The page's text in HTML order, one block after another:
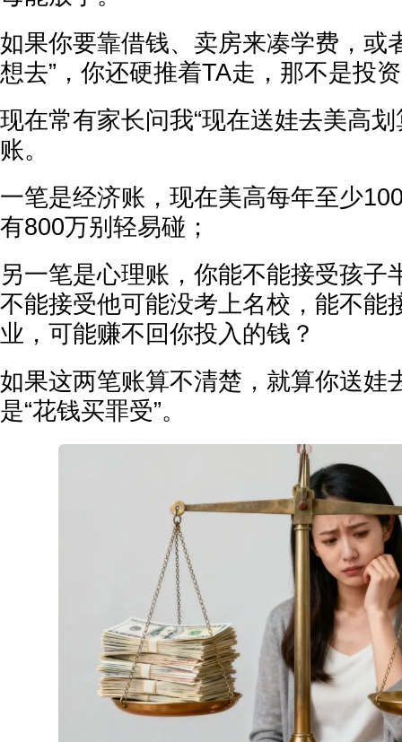
如果你要靠借钱、卖房来凑学费，或
想去”，你还硬推着TA走，那不是投
现在常有家长问我“现在送娃去美高
账。
一笔是经济账，现在美高每年至少
有800万别轻易碰；
另一笔是心理账，你能不能接受孩子
不能接受他可能没考上名校，能不能
业，可能赚不回你投入的钱？
如果这两笔账算不清楚，就算你送娃
是“花钱买罪受”。